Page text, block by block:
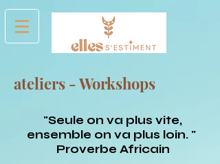
ateliers - Workshops
"Seule on va plus vite,
ensemble on va plus loin. "
Proverbe Africain